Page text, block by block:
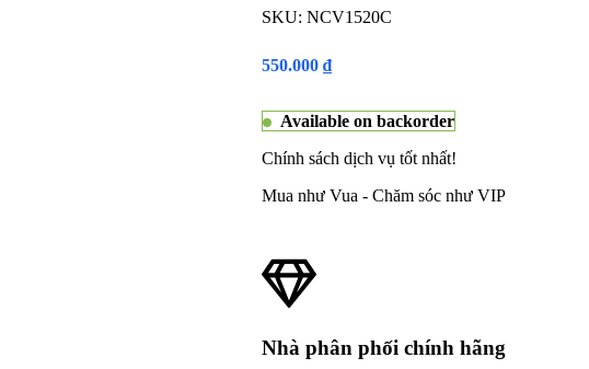
SKU: NCV1520C
550.000 ₫
Available on backorder
Chính sách dịch vụ tốt nhất!
Mua như Vua - Chăm sóc như VIP
Nhà phân phối chính hãng